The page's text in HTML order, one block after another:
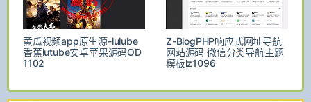
黄瓜视频app原生源-lulube
香蕉lutube安卓苹果源码OD
1102
Z-BlogPHP响应式网址导航
网站源码 微信分类导航主题
模板lz1096